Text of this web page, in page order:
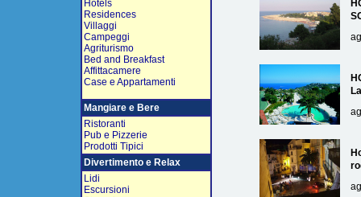
Hotels
Residences
Villaggi
Campeggi
Agriturismo
Bed and Breakfast
Affittacamere
Case e Appartamenti
Mangiare e Bere
Ristoranti
Pub e Pizzerie
Prodotti Tipici
Divertimento e Relax
Lidi
Escursioni